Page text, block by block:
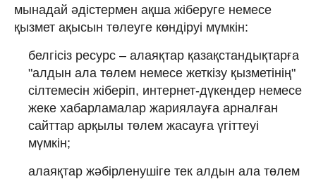
мынадай әдістермен ақша жіберуге немесе
қызмет ақысын төлеуге көндіруі мүмкін:
белгісіз ресурс – алаяқтар қазақстандықтарға
"алдын ала төлем немесе жеткізу қызметінің"
сілтемесін жіберіп, интернет-дүкендер немесе
жеке хабарламалар жариялауға арналған
сайттар арқылы төлем жасауға үгіттеуі
мүмкін;
алаяқтар жәбірленушіге тек алдын ала төлем